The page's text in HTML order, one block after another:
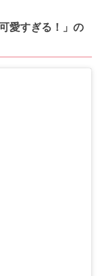
愛すぎる！」の